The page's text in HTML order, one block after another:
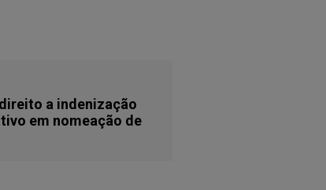
a indenização
em nomeação de